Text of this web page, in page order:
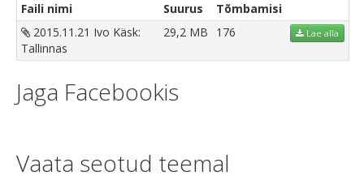
Faili nimi Suurus
Tõmbamisi
2015.11.21 Ivo Käsk:
Tallinnas
29,2 MB 176 Lae alla
Jaga Facebookis
Vaata seotud teemal